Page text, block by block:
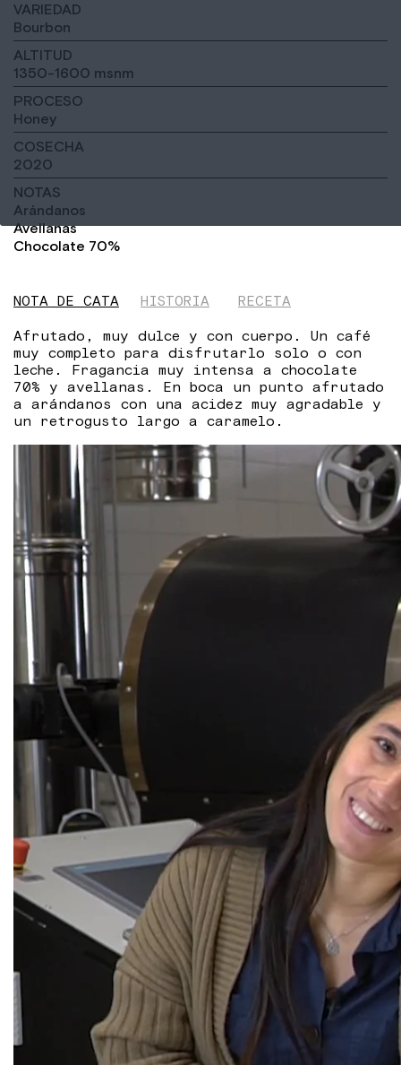
VARIEDAD
Bourbon
ALTITUD
1350-1600 msnm
PROCESO
Honey
COSECHA
2020
NOTAS
Arándanos
Avellanas
Chocolate 70%
NOTA DE CATA HISTORIA
RECETA
Afrutado, muy dulce y con cuerpo. Un café
muy completo para disfrutarlo solo o con
leche. Fragancia muy intensa a chocolate
70% y avellanas. En boca un punto afrutado
a arándanos con una acidez muy agradable y
un retrogusto largo a caramelo.